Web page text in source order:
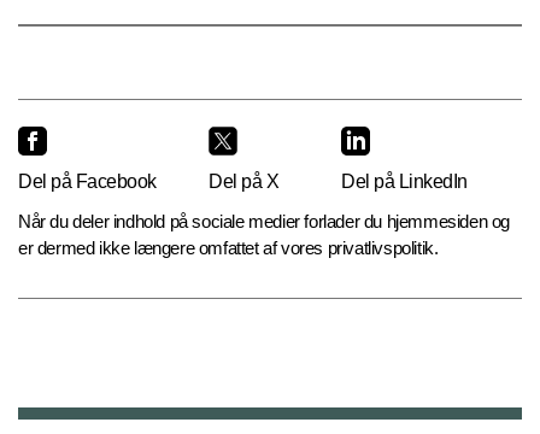
Del på Facebook Del på X
Del på LinkedIn
Når du deler indhold på sociale medier forlader du hjemmesiden og
er dermed ikke længere omfattet af vores privatlivspolitik.